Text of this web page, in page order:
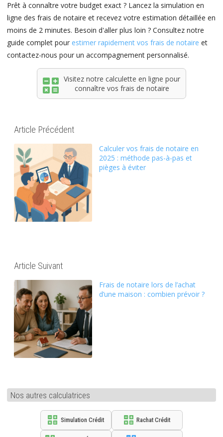
Prêt à connaître votre budget exact ? Lancez la simulation en
ligne des frais de notaire et recevez votre estimation détaillée en
moins de 2 minutes. Besoin d'aller plus loin ? Consultez notre
guide complet pour estimer rapidement vos frais de notaire et
contactez-nous pour un accompagnement personnalisé.
Visitez notre calculette en ligne pour
connaître vos frais de notaire
Article Précédent
Calculer vos frais de notaire en
2025 : méthode pas-à-pas et
pièges à éviter
Article Suivant
Frais de notaire lors de l’achat
d’une maison : combien prévoir ?
Nos autres calculatrices
Simulation Crédit Rachat Crédit